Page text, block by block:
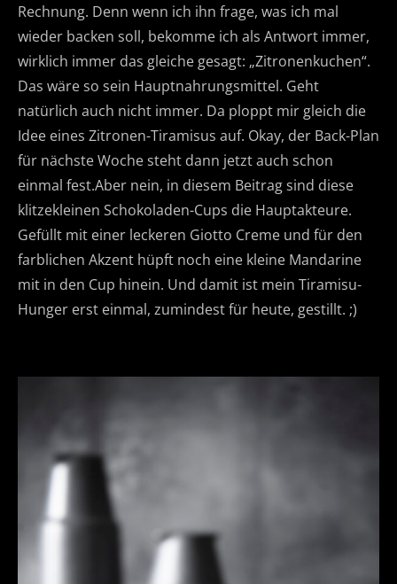
Rechnung. Denn wenn ich ihn frage, was ich mal
wieder backen soll, bekomme ich als Antwort immer,
wirklich immer das gleiche gesagt: „Zitronenkuchen“.
Das wäre so sein Hauptnahrungsmittel. Geht
natürlich auch nicht immer. Da ploppt mir gleich die
Idee eines Zitronen-Tiramisus auf. Okay, der Back-Plan
für nächste Woche steht dann jetzt auch schon
einmal fest.Aber nein, in diesem Beitrag sind diese
klitzekleinen Schokoladen-Cups die Hauptakteure.
Gefüllt mit einer leckeren Giotto Creme und für den
farblichen Akzent hüpft noch eine kleine Mandarine
mit in den Cup hinein. Und damit ist mein Tiramisu-
Hunger erst einmal, zumindest für heute, gestillt. ;)